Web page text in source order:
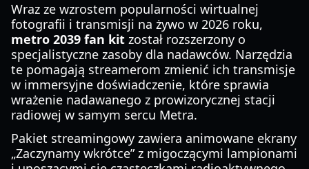
Wraz ze wzrostem popularności wirtualnej
fotografii i transmisji na żywo w 2026 roku,
metro 2039 fan kit został rozszerzony o
specjalistyczne zasoby dla nadawców. Narzędzia
te pomagają streamerom zmienić ich transmisje
w immersyjne doświadczenie, które sprawia
wrażenie nadawanego z prowizorycznej stacji
radiowej w samym sercu Metra.
Pakiet streamingowy zawiera animowane ekrany
„Zaczynamy wkrótce” z migoczącymi lampionami